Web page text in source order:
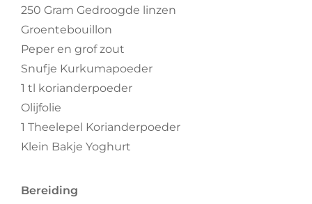
250 Gram Gedroogde linzen
Groentebouillon
Peper en grof zout
Snufje Kurkumapoeder
1 tl korianderpoeder
Olijfolie
1 Theelepel Korianderpoeder
Klein Bakje Yoghurt
Bereiding